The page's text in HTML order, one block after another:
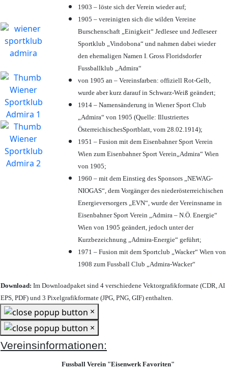
1903 – löste sich der Verein wieder auf;
1905 – vereinigten sich die wilden Vereine
Burschenschaft „Einigkeit“ Jedlesee und Jedleseer
Sportklub „Vindobona“ und nahmen dabei wieder
den ehemaligen Namen I. Gross Floridsdorfer
Fussballklub „Admira“
von 1905 an – Vereinsfarben: offiziell Rot-Gelb,
wurde aber kurz darauf in Schwarz-Weiß geändert;
1914 – Namensänderung in Wiener Sport Club
„Admira“ von 1905 (Quelle: Illustriertes
ÖsterreichischesSportblatt, vom 28.02.1914);
1951 – Fusion mit dem Eisenbahner Sport Verein
Wien zum Eisenbahner Sport Verein„Admira“ Wien
von 1905;
1960 – mit dem Einstieg des Sponsors „NEWAG-
NIOGAS“, dem Vorgänger des niederösterreichischen
Energieversorgers „EVN“, wurde der Vereinsname in
Eisenbahner Sport Verein „Admira – N.Ö. Energie“
Wien von 1905 geändert, jedoch unter der
Kurzbezeichnung „Admira-Energie“ geführt;
1971 – Fusion mit dem Sportclub „Wacker“ Wien von
1908 zum Fussball Club „Admira-Wacker“
Download: Im Downloadpaket sind 4 verschiedene Vektorgrafikformate (CDR, AI
EPS, PDF) und 3 Pixelgrafikformate (JPG, PNG, GIF) enthalten.
×
×
Vereinsinformationen:
Fussball Verein "Eisenwerk Favoriten"